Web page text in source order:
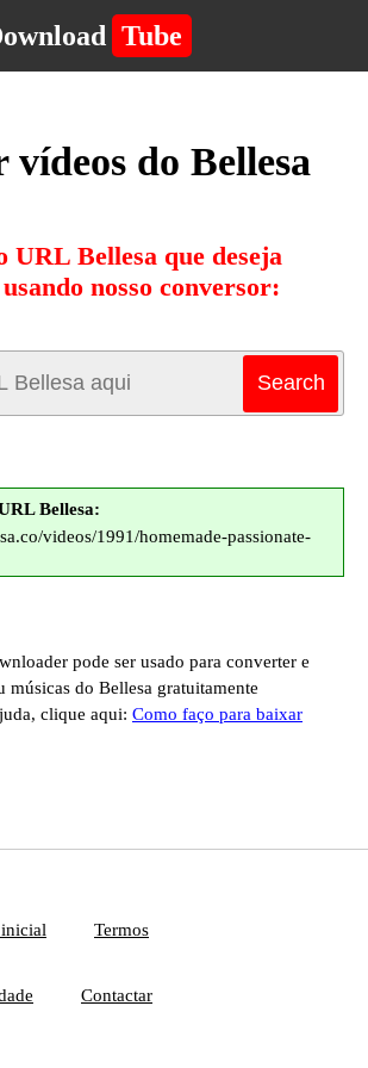
Tube
vídeos do Bellesa
URL Bellesa que deseja
nosso conversor:
Bellesa:
videos/1991/homemade-passionate-
pode ser usado para converter e
músicas do Bellesa gratuitamente
clique aqui: Como faço para baixar
Termos
Contactar